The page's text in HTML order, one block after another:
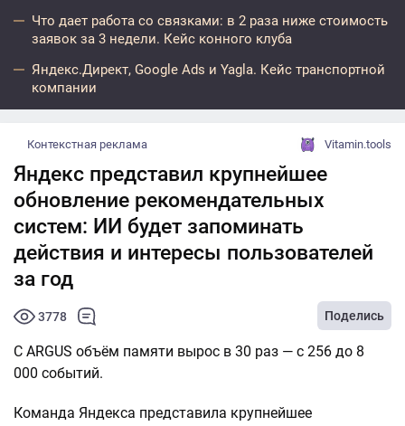
Что дает работа со связками: в 2 раза ниже стоимость
заявок за 3 недели. Кейс конного клуба
Яндекс.Директ, Google Ads и Yagla. Кейс транспортной
компании
Контекстная реклама Vitamin.tools
Яндекс представил крупнейшее
обновление рекомендательных
систем: ИИ будет запоминать
действия и интересы пользователей
за год
3778 Поделись
С ARGUS объём памяти вырос в 30 раз — с 256 до 8
000 событий.
Команда Яндекса представила крупнейшее